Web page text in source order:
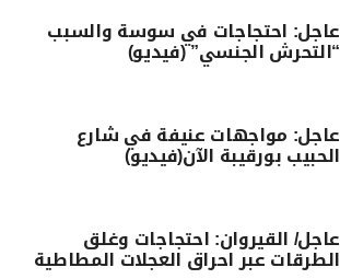
عاجل: احتجاجات في سوسة والسبب
“التحرش الجنسي” (فيديو)
عاجل: مواجهات عنيفة في شارع
الحبيب بورقيبة الآن(فيديو)
عاجل/ القيروان: احتجاجات وغلق
الطرقات عبر احراق العجلات المطاطية